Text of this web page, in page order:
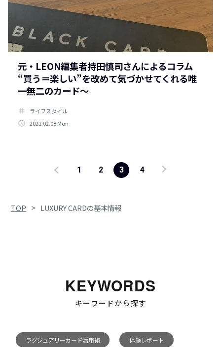
元・LEON編集者持田慎司さんによるコラム
“買う＝楽しい”を改めて気づかせてくれる唯
一無二のカード〜
tag
ライフスタイル
access_time 2021.02.08 Mon
1 2 3 4
TOP > LUXURY CARDの基本情報
KEYWORDS
キーワードから探す
ラグジュアリーカード活用術 体験レポート